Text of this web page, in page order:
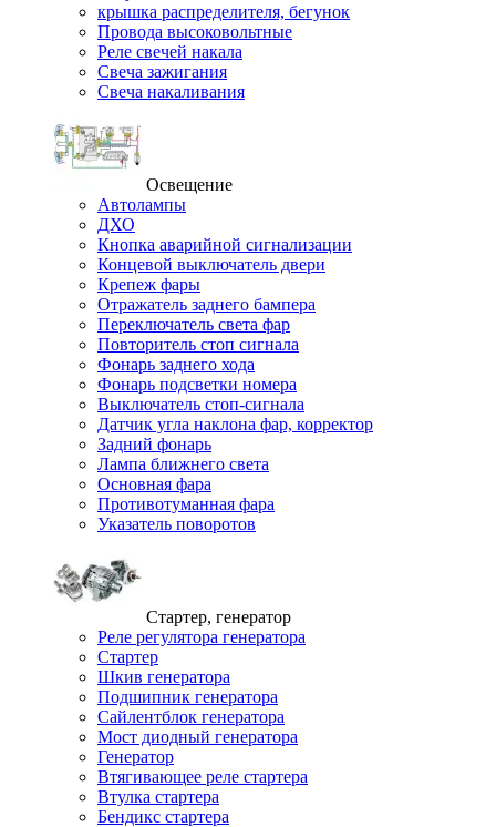
крышка распределителя, бегунок
Провода высоковольтные
Реле свечей накала
Свеча зажигания
Свеча накаливания
Освещение
Автолампы
ДХО
Кнопка аварийной сигнализации
Концевой выключатель двери
Крепеж фары
Отражатель заднего бампера
Переключатель света фар
Повторитель стоп сигнала
Фонарь заднего хода
Фонарь подсветки номера
Выключатель стоп-сигнала
Датчик угла наклона фар, корректор
Задний фонарь
Лампа ближнего света
Основная фара
Противотуманная фара
Указатель поворотов
Стартер, генератор
Реле регулятора генератора
Стартер
Шкив генератора
Подшипник генератора
Сайлентблок генератора
Мост диодный генератора
Генератор
Втягивающее реле стартера
Втулка стартера
Бендикс стартера